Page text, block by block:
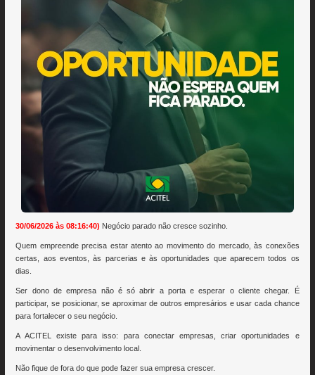
30/06/2026 às 08:16:40) Negócio parado não cresce sozinho.
Quem empreende precisa estar atento ao movimento do mercado, às conexões
certas, aos eventos, às parcerias e às oportunidades que aparecem todos os
dias.
Ser dono de empresa não é só abrir a porta e esperar o cliente chegar. É
participar, se posicionar, se aproximar de outros empresários e usar cada chance
para fortalecer o seu negócio.
A ACITEL existe para isso: para conectar empresas, criar oportunidades e
movimentar o desenvolvimento local.
Não fique de fora do que pode fazer sua empresa crescer.